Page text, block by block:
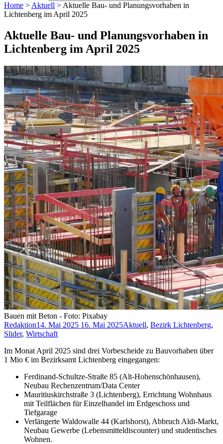
Home > Aktuell > Aktuelle Bau- und Planungsvorhaben in
Lichtenberg im April 2025
Aktuelle Bau- und Planungsvorhaben in
Lichtenberg im April 2025
Bauen mit Beton - Foto: Pixabay
Redaktion14. Mai 2025 16. Mai 2025Aktuell, Bezirk Lichtenberg,
Slider, Wirtschaft
Im Monat April 2025 sind drei Vorbescheide zu Bauvorhaben über
1 Mio € im Bezirksamt Lichtenberg eingegangen:
Ferdinand-Schultze-Straße 85 (Alt-Hohenschönhausen),
Neubau Rechenzentrum/Data Center
Mauritiuskirchstraße 3 (Lichtenberg), Errichtung Wohnhaus
mit Teilflächen für Einzelhandel im Erdgeschoss und
Tiefgarage
Verlängerte Waldowalle 44 (Karlshorst), Abbruch Aldi-Markt,
Neubau Gewerbe (Lebensmitteldiscounter) und studentisches
Wohnen.